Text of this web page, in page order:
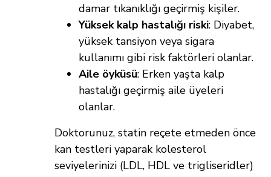
damar tıkanıklığı geçirmiş kişiler.
Yüksek kalp hastalığı riski: Diyabet,
yüksek tansiyon veya sigara
kullanımı gibi risk faktörleri olanlar.
Aile öyküsü: Erken yaşta kalp
hastalığı geçirmiş aile üyeleri
olanlar.
Doktorunuz, statin reçete etmeden önce
kan testleri yaparak kolesterol
seviyelerinizi (LDL, HDL ve trigliseridler)